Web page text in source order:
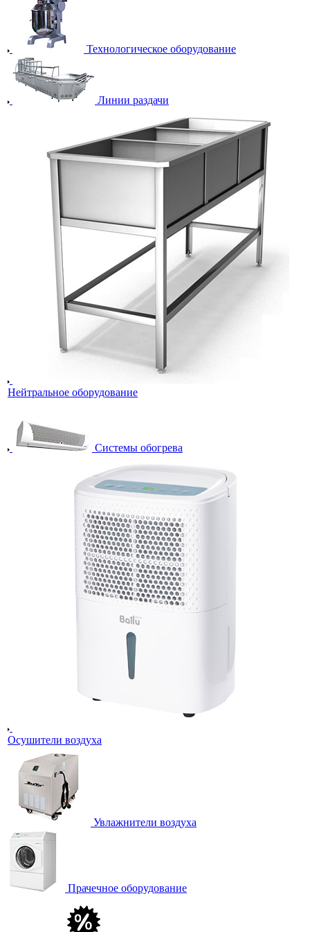
Технологическое оборудование
Линии раздачи
Нейтральное оборудование
Системы обогрева
Осушители воздуха
Увлажнители воздуха
Прачечное оборудование